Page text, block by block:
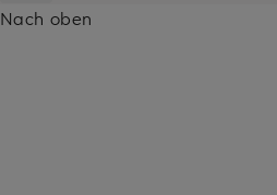
Nach oben